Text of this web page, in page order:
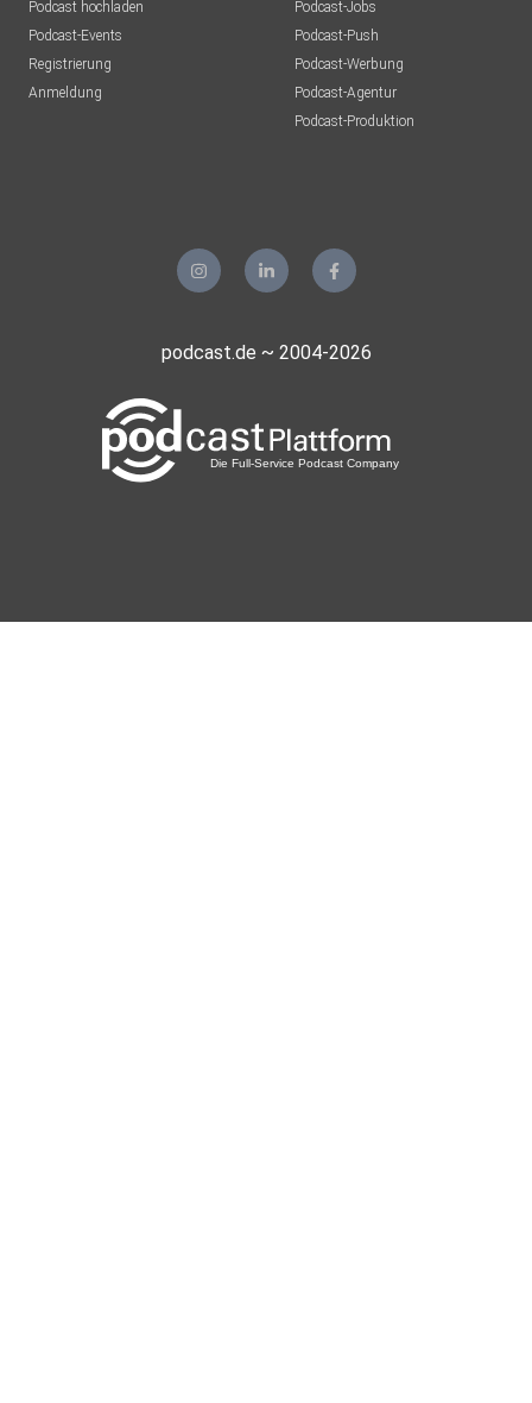
Podcast hochladen
Podcast-Events
Registrierung
Anmeldung
Podcast-Jobs
Podcast-Push
Podcast-Werbung
Podcast-Agentur
Podcast-Produktion
podcast.de ~ 2004-2026